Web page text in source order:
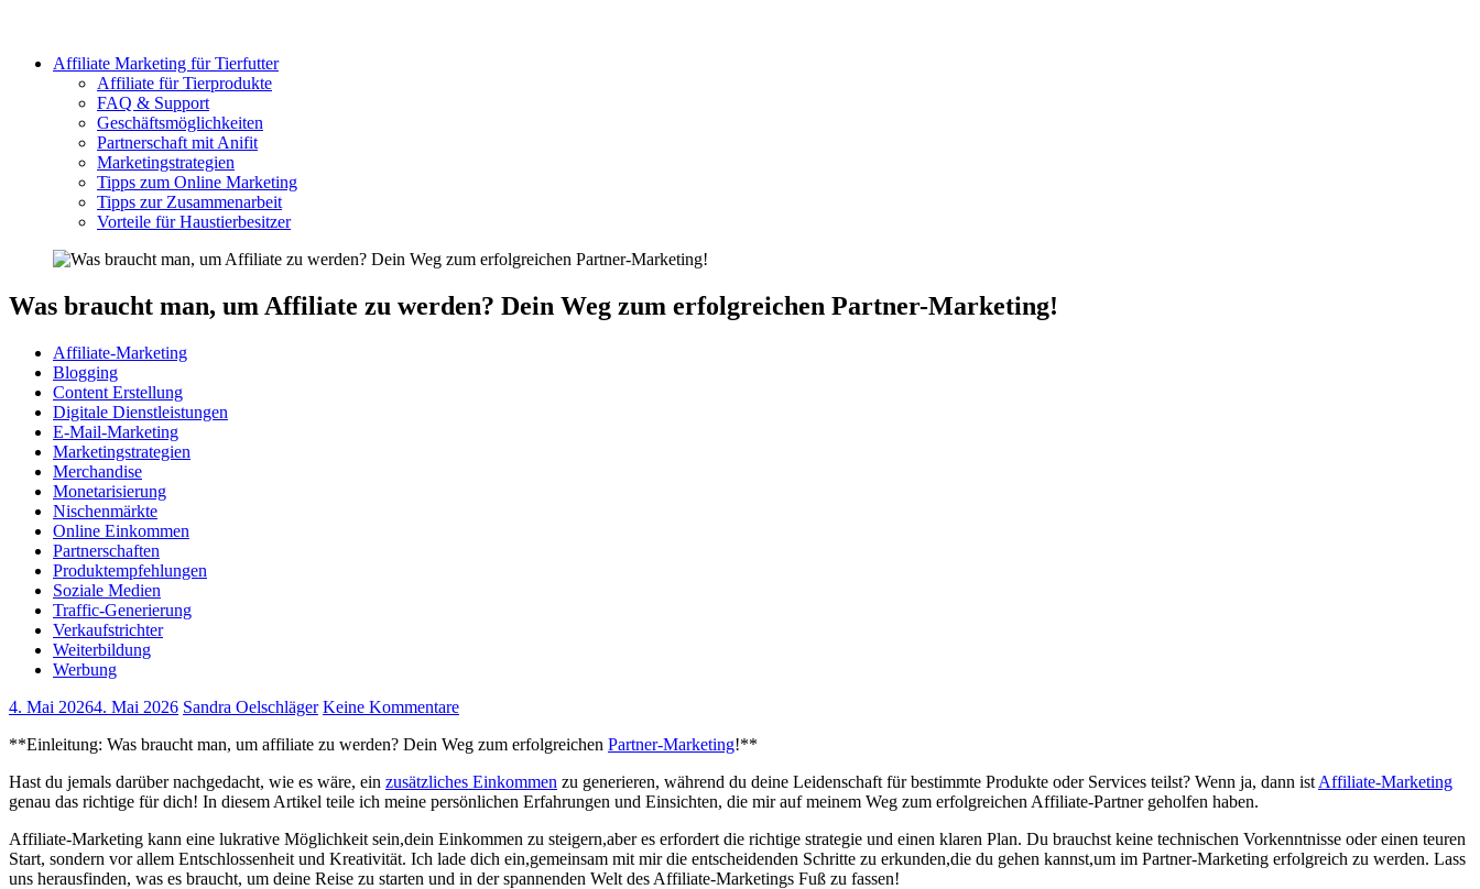
Affiliate Marketing für Tierfutter
Affiliate für Tierprodukte
FAQ & Support
Geschäftsmöglichkeiten
Partnerschaft mit Anifit
Marketingstrategien
Tipps zum Online Marketing
Tipps zur Zusammenarbeit
Vorteile für Haustierbesitzer
Was braucht man, um Affiliate zu werden? Dein Weg zum erfolgreichen Partner-Marketing!
Affiliate-Marketing
Blogging
Content Erstellung
Digitale Dienstleistungen
E-Mail-Marketing
Marketingstrategien
Merchandise
Monetarisierung
Nischenmärkte
Online Einkommen
Partnerschaften
Produktempfehlungen
Soziale Medien
Traffic-Generierung
Verkaufstrichter
Weiterbildung
Werbung
4. Mai 20264. Mai 2026 Sandra Oelschläger Keine Kommentare
**Einleitung: Was braucht man, ​um affiliate zu‌ werden? Dein Weg zum erfolgreichen Partner-Marketing!**
Hast du jemals darüber nachgedacht, wie es wäre, ⁢ein zusätzliches Einkommen zu generieren, während du deine Leidenschaft für⁣ bestimmte Produkte ⁢oder Services teilst? ⁣Wenn​ ja, dann⁢ ist Affiliate-Marketing
⁢genau⁣ das richtige​ für​ dich! In diesem Artikel teile ich meine persönlichen Erfahrungen‌ und Einsichten, die mir auf meinem ​Weg zum erfolgreichen​ Affiliate-Partner geholfen⁣ haben.
Affiliate-Marketing kann eine lukrative Möglichkeit⁤ sein,dein Einkommen zu steigern,aber ‌es erfordert die richtige ⁢strategie und einen klaren Plan. Du brauchst keine‍ technischen Vorkenntnisse oder‌ einen teuren
Start, sondern vor allem Entschlossenheit und ⁢Kreativität. Ich lade dich ein,gemeinsam mit mir⁤ die entscheidenden Schritte zu ‍erkunden,die ‌du⁤ gehen kannst,um im ⁤Partner-Marketing erfolgreich ⁤zu werden. Lass
uns herausfinden, was ‌es braucht, um ‌deine Reise zu‍ starten und in der spannenden Welt des Affiliate-Marketings Fuß⁢ zu⁣ fassen!